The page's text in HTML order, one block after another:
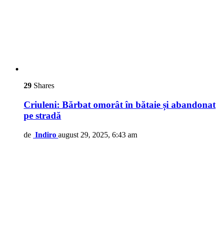
29 Shares
Criuleni: Bărbat omorât în bătaie și abandonat
pe stradă
de Indiro august 29, 2025, 6:43 am